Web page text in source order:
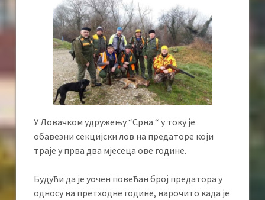
У Ловачком удружењу “Срна “ у току је
обавезни секцијски лов на предаторе који
траје у прва два мјесеца ове године.
Будући да је уочен повећан број предатора у
односу на претходне године, нарочито када је